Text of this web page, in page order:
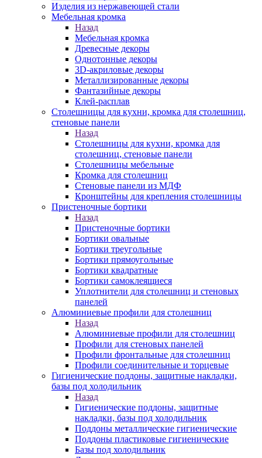
Изделия из нержавеющей стали
Мебельная кромка
Назад
Мебельная кромка
Древесные декоры
Однотонные декоры
3D-акриловые декоры
Металлизированные декоры
Фантазийные декоры
Клей-расплав
Столешницы для кухни, кромка для столешниц,
стеновые панели
Назад
Столешницы для кухни, кромка для
столешниц, стеновые панели
Столешницы мебельные
Кромка для столешниц
Стеновые панели из МДФ
Кронштейны для крепления столешницы
Пристеночные бортики
Назад
Пристеночные бортики
Бортики овальные
Бортики треугольные
Бортики прямоугольные
Бортики квадратные
Бортики самоклеящиеся
Уплотнители для столешниц и стеновых
панелей
Алюминиевые профили для столешниц
Назад
Алюминиевые профили для столешниц
Профили для стеновых панелей
Профили фронтальные для столешниц
Профили соединительные и торцевые
Гигиенические поддоны, защитные накладки,
базы под холодильник
Назад
Гигиенические поддоны, защитные
накладки, базы под холодильник
Поддоны металлические гигиенические
Поддоны пластиковые гигиенические
Базы под холодильник